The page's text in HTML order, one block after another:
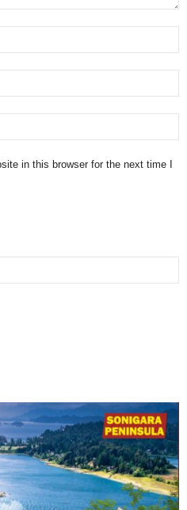
in this browser for the next time I